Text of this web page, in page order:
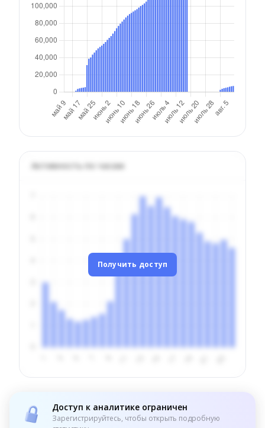
Активность по часам
Получить доступ
Доступ к аналитике ограничен
Зарегистрируйтесь, чтобы открыть подробную